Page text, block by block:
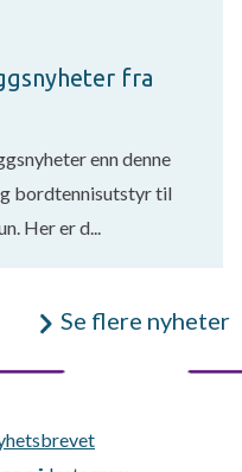
fra
enn denne
bordtennisutstyr til
Her er d...
Se flere nyheter